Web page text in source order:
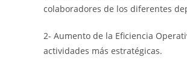
colaboradores de los diferentes
2- Aumento de la Eficiencia
actividades más estratégicas.